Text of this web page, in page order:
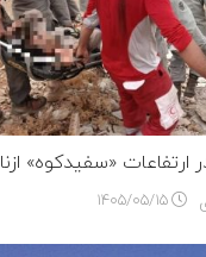
ارتفاعات «سفیدکوه» ازنا
۱۴۰۵/۰۵/۱۵